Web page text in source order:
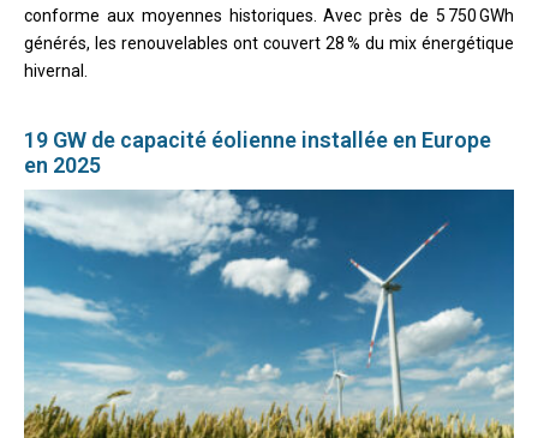
conforme aux moyennes historiques. Avec près de 5 750 GWh
générés, les renouvelables ont couvert 28 % du mix énergétique
hivernal.
19 GW de capacité éolienne installée en Europe
en 2025